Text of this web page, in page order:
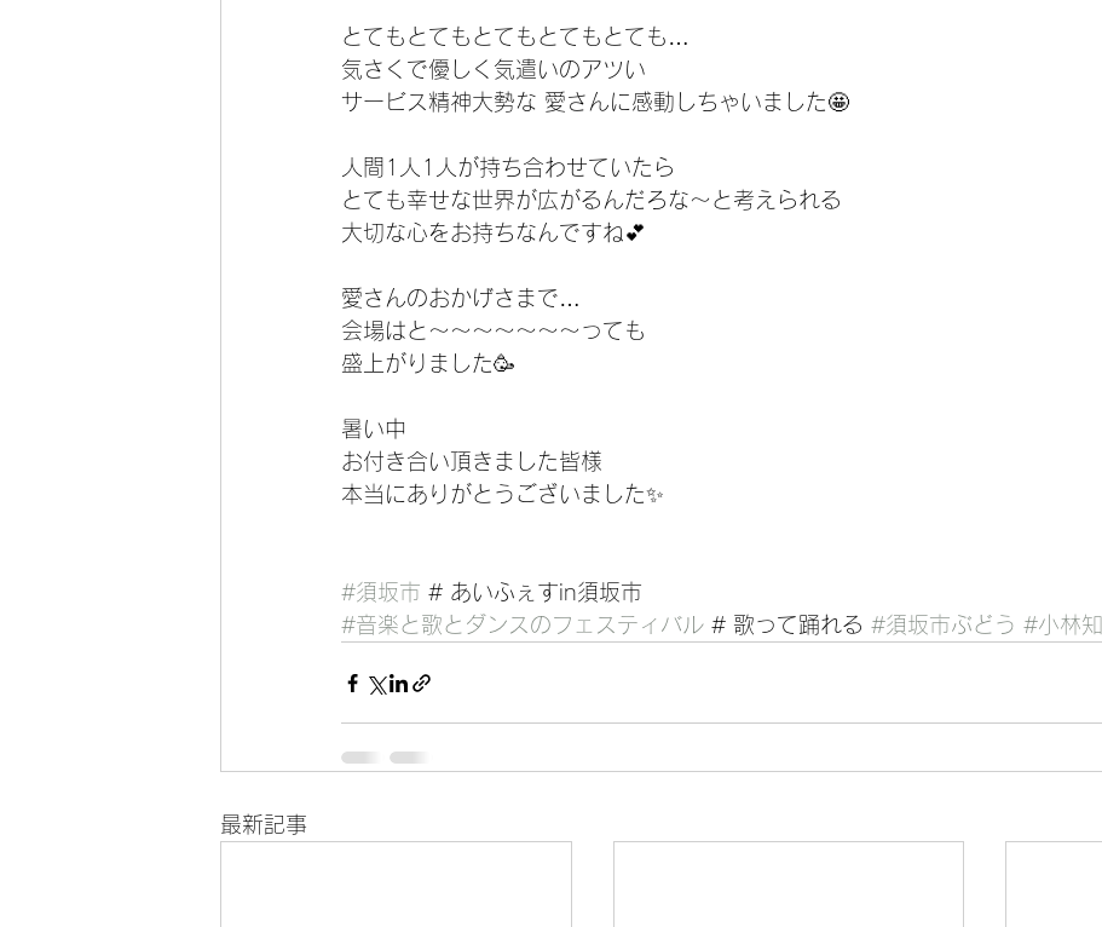
とてもとてもとてもとてもとても…
気さくで優しく気遣いのアツい
サービス精神大勢な 愛さんに感動しちゃいました🤩
人間1人1人が持ち合わせていたら
とても幸せな世界が広がるんだろな〜と考えられる
大切な心をお持ちなんですね💕
愛さんのおかげさまで…
会場はと〜〜〜〜〜〜〜っても
盛上がりました🥳
暑い中
お付き合い頂きました皆様
本当にありがとうございました✨
#須坂市 # あいふぇすin須坂市
#音楽と歌とダンスのフェスティバル # 歌って踊れる #須坂市ぶどう #小林
最新記事